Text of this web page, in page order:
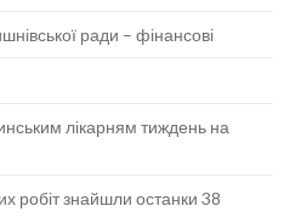
ради – фінансові
лікарням тиждень на
робіт знайшли останки 38